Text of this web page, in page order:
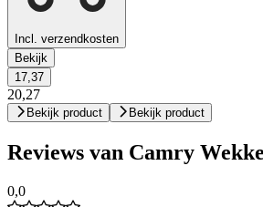
Incl. verzendkosten
Bekijk
17,37
20,27
Bekijk product Bekijk product
Reviews van Camry
0,0